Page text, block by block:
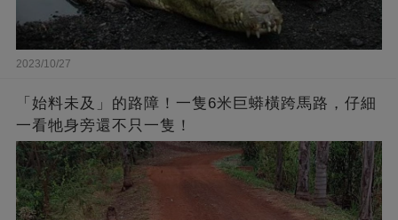
2023/10/27
「始料未及」的路障！一隻6米巨蟒橫跨馬路，仔細
一看牠身旁還不只一隻！